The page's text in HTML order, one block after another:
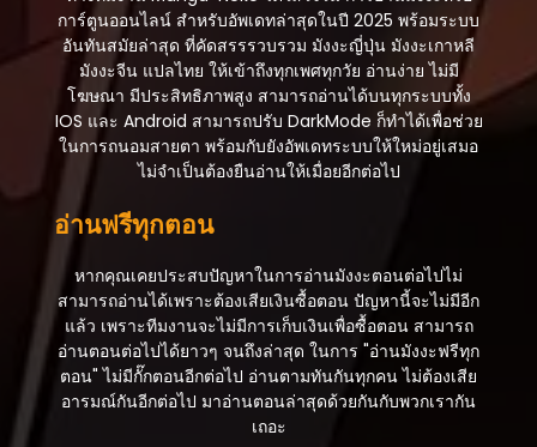
การ์ตูนออนไลน์ สำหรับอัพเดทล่าสุดในปี 2025 พร้อมระบบ
อันทันสมัยล่าสุด ที่คัดสรรรวบรวม มังงะญี่ปุ่น มังงะเกาหลี
มังงะจีน แปลไทย ให้เข้าถึงทุกเพศทุกวัย อ่านง่าย ไม่มี
โฆษณา มีประสิทธิภาพสูง สามารถอ่านได้บนทุกระบบทั้ง
IOS และ Android สามารถปรับ DarkMode ก็ทำได้เพื่อช่วย
ในการถนอมสายตา พร้อมกับยังอัพเดทระบบให้ใหม่อยู่เสมอ
ไม่จำเป็นต้องยืนอ่านให้เมื่อยอีกต่อไป
อ่านฟรีทุกตอน
หากคุณเคยประสบปัญหาในการอ่านมังงะตอนต่อไปไม่
สามารถอ่านได้เพราะต้องเสียเงินซื้อตอน ปัญหานี้จะไม่มีอีก
แล้ว เพราะทีมงานจะไม่มีการเก็บเงินเพื่อซื้อตอน สามารถ
อ่านตอนต่อไปได้ยาวๆ จนถึงล่าสุด ในการ "อ่านมังงะฟรีทุก
ตอน" ไม่มีกั๊กตอนอีกต่อไป อ่านตามทันกันทุกคน ไม่ต้องเสีย
อารมณ์กันอีกต่อไป มาอ่านตอนล่าสุดด้วยกันกับพวกเรากัน
เถอะ